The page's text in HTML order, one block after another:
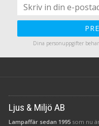
Dina personuppgifter
Ljus & Miljö AB
Lampaffär sedan 1995 som nu